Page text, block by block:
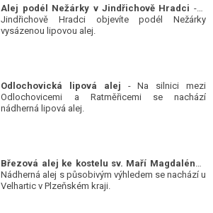
Alej podél Nežárky v Jindřichově Hradci - V
Jindřichově Hradci objevíte podél Nežárky
vysázenou lipovou alej.
Odlochovická lipová alej - Na silnici mezi
Odlochovicemi a Ratměřicemi se nachází
nádherná lipová alej.
Březová alej ke kostelu sv. Maří Magdalény-
Nádherná alej s působivým výhledem se nachází u
Velhartic v Plzeňském kraji.